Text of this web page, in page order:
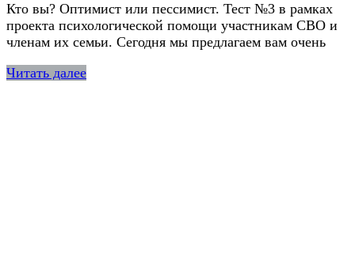
Кто вы? Оптимист или пессимист. Тест №3 в рамках
проекта психологической помощи участникам СВО и
членам их семьи. Сегодня мы предлагаем вам очень
Читать далее